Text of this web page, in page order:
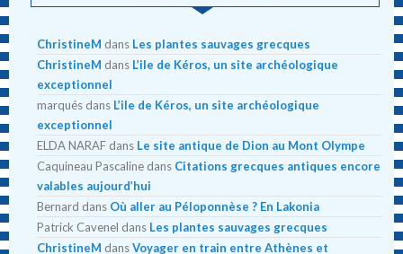
ChristineM dans Les plantes sauvages grecques
ChristineM dans L’ile de Kéros, un site archéologique
exceptionnel
marqués dans L’ile de Kéros, un site archéologique
exceptionnel
ELDA NARAF dans Le site antique de Dion au Mont Olympe
Caquineau Pascaline dans Citations grecques antiques encore
valables aujourd’hui
Bernard dans Où aller au Péloponnèse ? En Lakonia
Patrick Cavenel dans Les plantes sauvages grecques
ChristineM dansVoyager en train entre Athènes et